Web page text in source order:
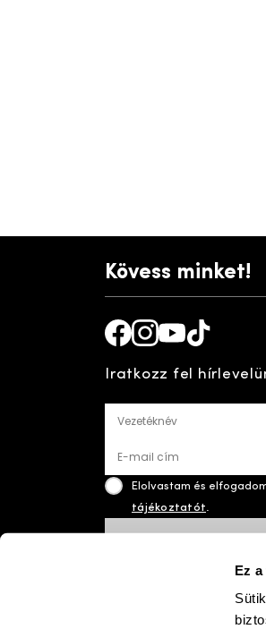
Ez
Kövess minket!
Iratkozz fel
Vezetéknév
E-mail cím
Elolvastam és
tájékoztatót.